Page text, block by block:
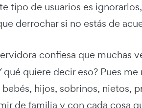
tipo de usuarios es
derrochar si no estás de
confiesa que muchas
qué quiere decir eso? Pues
hijos, sobrinos, nietos,
de familia y con cada cosa